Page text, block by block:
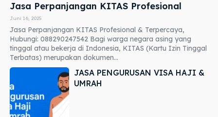
Jasa Perpanjangan KITAS Profesional
Juni 16, 2025
Jasa Perpanjangan KITAS Profesional & Terpercaya,
Hubungi: 088290247542 Bagi warga negara asing yang
tinggal atau bekerja di Indonesia, KITAS (Kartu Izin Tinggal
Terbatas) merupakan dokumen...
JASA PENGURUSAN VISA HAJI &
UMRAH